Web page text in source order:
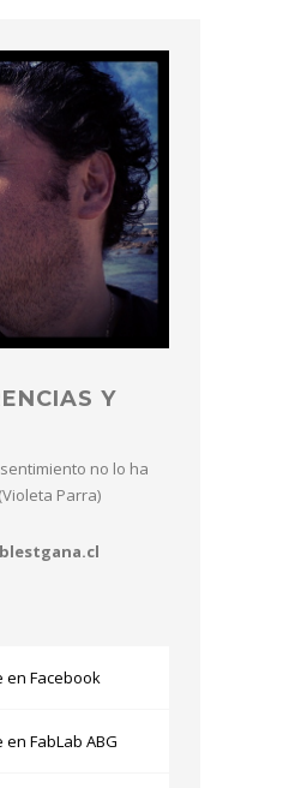
Y
no lo ha
Parra)
en Facebook
en FabLab ABG